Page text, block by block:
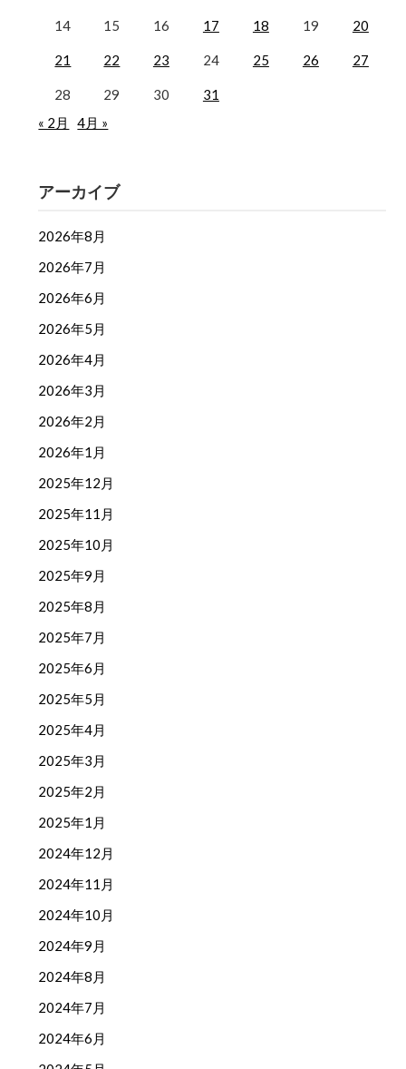
14 15 16 17 18 19 20
21 22 23 24 25 26 27
28 29 30
31
« 2月
4月 »
アーカイブ
2026年8月
2026年7月
2026年6月
2026年5月
2026年4月
2026年3月
2026年2月
2026年1月
2025年12月
2025年11月
2025年10月
2025年9月
2025年8月
2025年7月
2025年6月
2025年5月
2025年4月
2025年3月
2025年2月
2025年1月
2024年12月
2024年11月
2024年10月
2024年9月
2024年8月
2024年7月
2024年6月